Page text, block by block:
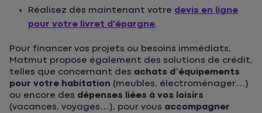
Réalisez dès maintenant votre devis en ligne
pour votre livret d'épargne.
Pour financer vos projets ou besoins immédiats,
Matmut propose également des solutions de crédit,
telles que concernant des achats d’équipements
pour votre habitation (meubles, électroménager…)
ou encore des dépenses liées à vos loisirs
(vacances, voyages…), pour vous accompagner